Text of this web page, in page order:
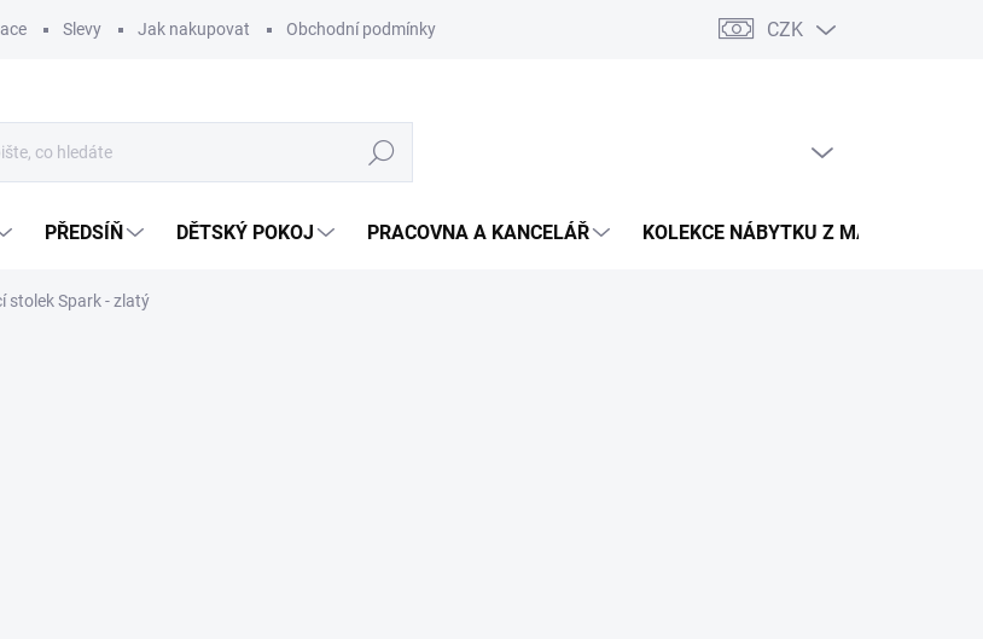
Slevy Jak nakupovat Obchodní podmínky Podmínky ochrany osobních údajů Pojištění zásilky
CZK
Hledat
PŘEDSÍŇ DĚTSKÝ POKOJ PRACOVNA A KANCELÁŘ KOLEKCE NÁBYTKU Z MASIVU
stolek Spark - zlatý